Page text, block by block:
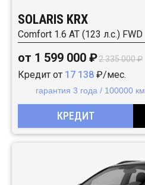
SOLARIS KRX
Comfort 1.6 AT (123 л.с.) FWD
от 1 599 000 ₽2 335 000 ₽
Кредит от 17 138 ₽/мес.
гарантия 3 года / 100000 км
КРЕДИТ